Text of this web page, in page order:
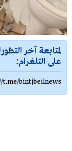
لمتابعة آخر
على التلغرام:
t.me/bintjbeilnews